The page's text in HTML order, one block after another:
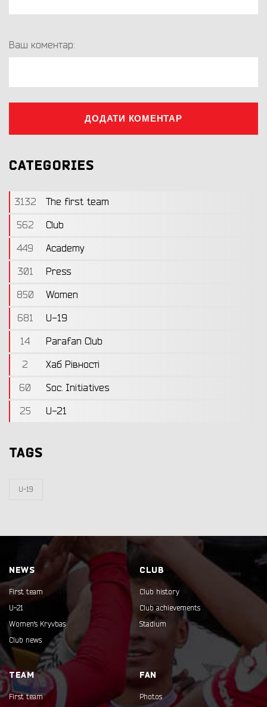
Ваш коментар:
ДОДАТИ КОМЕНТАР
CATEGORIES
3132
The first team
562
Club
449
Academy
301
Press
850
Women
681
U-19
14
Parafan Club
2
Хаб Рівності
60
Soc. Initiatives
25
U-21
TAGS
U-19
NEWS
First team
U-21
Women's Kryvbas
Club news
CLUB
Club history
Club achievements
Stadium
TEAM
First team
FAN
Photos